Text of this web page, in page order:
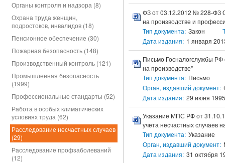
Органы контроля и надзора (8)
Охрана труда женщин,
подростоков, инвалидов (18)
Пенсионное обеспечение (30)
Пожарная безопасность (148)
Производственный контроль (121)
Промышленная безопасность
(1999)
Профессиональные стандарты (52)
Работа в особых климатических
условиях труда (62)
Расследование несчастных случаев
(29)
Расследование профзаболеваний
(12)
ФЗ от 03.12.2012 № 228-ФЗ О
на производстве и
Тип документа: Закон
Дата издания: 1 января
Письмо Госналогслужбы
на производстве"
Тип документа: Письмо
Орган, издавший документ:
Дата издания: 29 июня
Указание МПС РФ от
учета несчастных случаев
Тип документа: Указание
Орган, издавший документ:
Дата издания: 31 октября